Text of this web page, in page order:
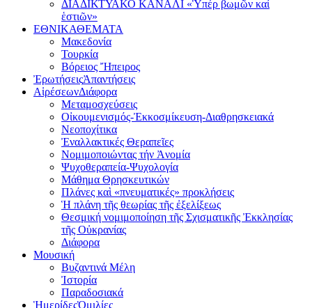
ΔΙΑΔΙΚΤΥΑΚΟ ΚΑΝΑΛΙ «Ὑπέρ βωμῶν καί
ἑστιῶν»
ΕΘΝΙΚΑΘΕΜΑΤΑ
Μακεδονία
Τουρκία
Βόρειος Ἤπειρος
ἘρωτήσειςἈπαντήσεις
ΑἱρέσεωνΔιάφορα
Μεταμοσχεύσεις
Οἰκουμενισμός-Ἐκκοσμίκευση-Διαθρησκειακά
Νεοποχίτικα
Ἐναλλακτικές Θεραπεῖες
Νομιμοποιώντας τήν Ἀνομία
Ψυχοθεραπεία-Ψυχολογία
Μάθημα Θρησκευτικών
Πλάνες καὶ «πνευματικές» προκλήσεις
Ἡ πλάνη τῆς θεωρίας τῆς ἐξελίξεως
Θεσμική νομιμοποίηση τῆς Σχισματικῆς Ἐκκλησίας
τῆς Οὐκρανίας
Διάφορα
Μουσική
Βυζαντινά Μέλη
Ἰστορία
Παραδοσιακά
ἩμερίδεςὉμιλίες